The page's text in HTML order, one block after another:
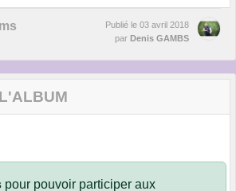
Publié le 03 avril 2018
par Denis GAMBS
pour pouvoir participer aux